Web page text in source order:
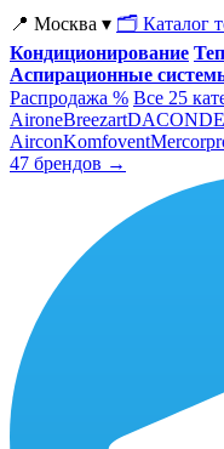
📍 Москва ▾ 🗂 Каталог
Кондиционирование
Аспирационные
Распродажа % Все 25
AironeBreezartDACOND
AirconKomfovent
47 брендов →